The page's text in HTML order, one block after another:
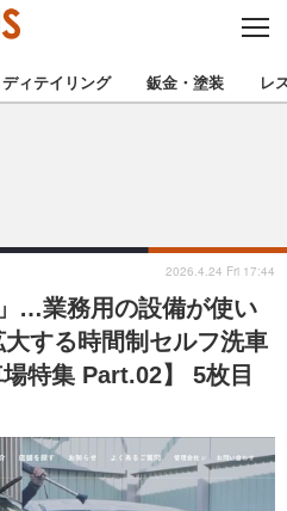
C
S
E
選プロショップを地域から探す
北陸
関西
四国
沖縄
ディテイリング 鈑金・塗装 レ
…業務用の設備が使い
する時間制セルフ洗車
特集 Part.02】 5枚目
2026.4.24 Fri 17:44